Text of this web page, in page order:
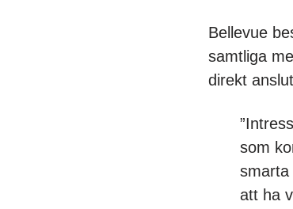
Bellevue
samtliga
direkt
som
smarta
att ha